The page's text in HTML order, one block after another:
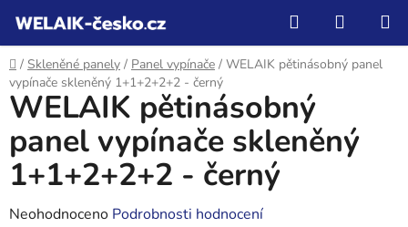
obsah
Hledat
KOŠÍK
Domů
/ Skleněné panely / Panel vypínače / WELAIK pětinásobný panel
vypínače skleněný 1+1+2+2+2 - černý
WELAIK pětinásobný
panel vypínače skleněný
1+1+2+2+2 - černý
Průměrné
Neohodnoceno Podrobnosti hodnocení